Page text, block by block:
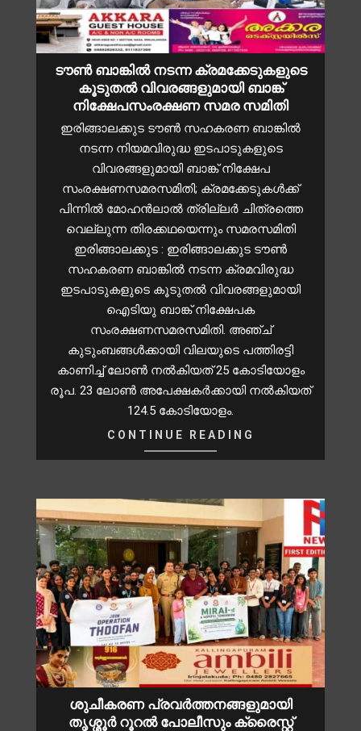
ടൗൺ ബാങ്കിൽ നടന്ന ക്രമക്കേടുകളുടെ
കൂടുതൽ വിവരങ്ങളുമായി ബാങ്ക്
നിക്ഷേപസംരക്ഷണ സമര സമിതി
ഇരിങ്ങാലക്കുട ടൗൺ സഹകരണ ബാങ്കിൽ
നടന്ന നിയമവിരുദ്ധ ഇടപാടുകളുടെ
വിവരങ്ങളുമായി ബാങ്ക് നിക്ഷേപ
സംരക്ഷണസമരസമിതി; ക്രമക്കേടുകൾക്ക്
പിന്നിൽ മോഹൻലാൽ ത്രില്ലർ ചിത്രത്തെ
വെല്ലുന്ന തിരക്കഥയെന്നും സമരസമിതി
ഇരിങ്ങാലക്കുട : ഇരിങ്ങാലക്കുട ടൗൺ
സഹകരണ ബാങ്കിൽ നടന്ന ക്രമവിരുദ്ധ
ഇടപാടുകളുടെ കൂടുതൽ വിവരങ്ങളുമായി
ഐടിയു ബാങ്ക് നിക്ഷേപക
സംരക്ഷണസമരസമിതി. അഞ്ച്
കുടുംബങ്ങൾക്കായി വിലയുടെ പത്തിരട്ടി
കാണിച്ച് ലോൺ നൽകിയത് 25 കോടിയോളം
രൂപ. 23 ലോൺ അപേക്ഷകർക്കായി നൽകിയത്
124.5 കോടിയോളം.
CONTINUE READING
ശുചീകരണ പ്രവർത്തനങ്ങളുമായി
തൃശ്ശൂർ റൂറൽ പോലീസും ക്രൈസ്റ്റ്